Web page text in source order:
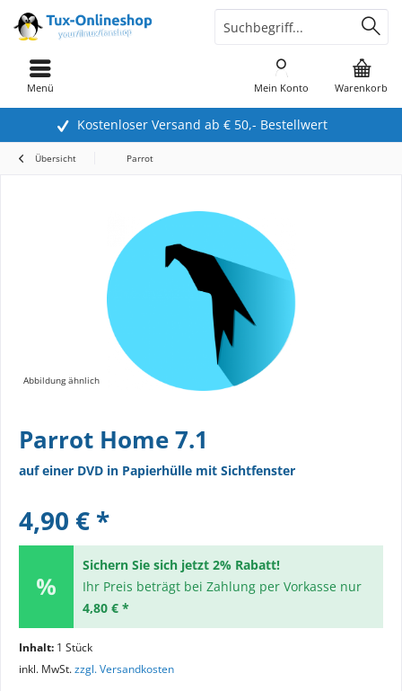
Kostenloser Versand ab € 50,- Bestellwert
Warenkorb
Mein Konto
Menü
Übersicht Parrot
Abbildung ähnlich
Parrot Home 7.1
auf einer DVD in Papierhülle mit Sichtfenster
4,90 € *
Sichern Sie sich jetzt 2% Rabatt!
Ihr Preis beträgt bei Zahlung per Vorkasse nur
4,80 € *
Inhalt: 1 Stück
inkl. MwSt.zzgl. Versandkosten